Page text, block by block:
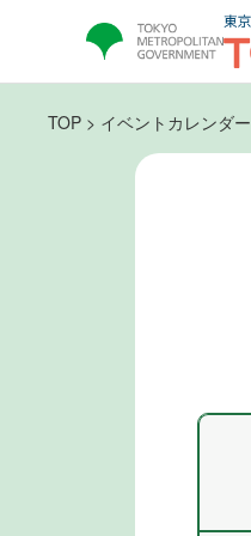
TOP > イベントカレンダー